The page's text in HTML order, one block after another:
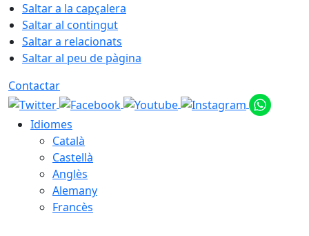
Saltar a la capçalera
Saltar al contingut
Saltar a relacionats
Saltar al peu de pàgina
Contactar
Idiomes
Català
Castellà
Anglès
Alemany
Francès